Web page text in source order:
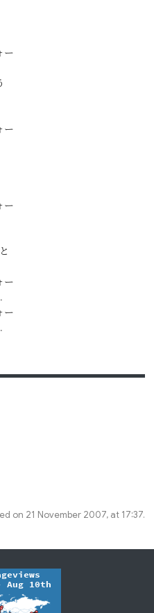
ー
ー
ー
ー
ー
ムムム……　ムムム……
on 21 November 2007, at 17:37.